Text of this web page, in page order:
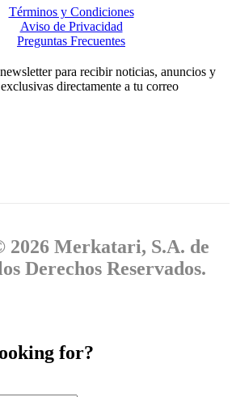
Términos y Condiciones
Aviso de Privacidad
Preguntas Frecuentes
para recibir noticias, anuncios y
directamente a tu correo
2026 Merkatari, S.A. de
Derechos Reservados.
for?